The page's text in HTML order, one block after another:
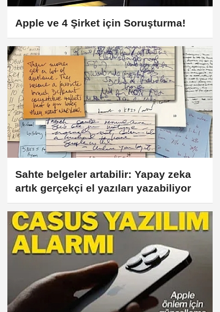
Apple ve 4 Şirket için Soruşturma!
Sahte belgeler artabilir: Yapay zeka
artık gerçekçi el yazıları yazabiliyor